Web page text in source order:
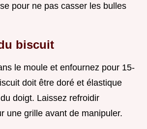
pour ne pas casser les bulles
biscuit
le moule et enfournez pour 15-
doit être doré et élastique
doigt. Laissez refroidir
une grille avant de manipuler.